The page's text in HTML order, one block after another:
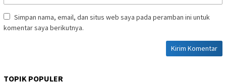
Simpan nama, email, dan situs web saya pada peramban ini untuk
komentar saya berikutnya.
TOPIK POPULER